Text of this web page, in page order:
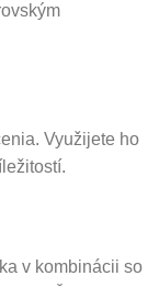
Využijete ho
v kombinácii so